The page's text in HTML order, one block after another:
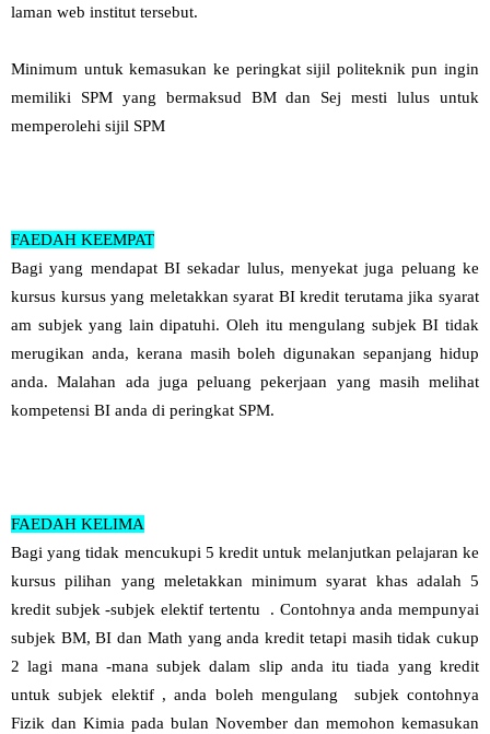
laman web institut tersebut.
Minimum untuk kemasukan ke peringkat sijil politeknik pun ingin
memiliki SPM yang bermaksud BM dan Sej mesti lulus untuk
memperolehi sijil SPM
FAEDAH KEEMPAT
Bagi yang mendapat BI sekadar lulus, menyekat juga peluang ke
kursus kursus yang meletakkan syarat BI kredit terutama jika syarat
am subjek yang lain dipatuhi. Oleh itu mengulang subjek BI tidak
merugikan anda, kerana masih boleh digunakan sepanjang hidup
anda. Malahan ada juga peluang pekerjaan yang masih melihat
kompetensi BI anda di peringkat SPM.
FAEDAH KELIMA
Bagi yang tidak mencukupi 5 kredit untuk melanjutkan pelajaran ke
kursus pilihan yang meletakkan minimum syarat khas adalah 5
kredit subjek -subjek elektif tertentu . Contohnya anda mempunyai
subjek BM, BI dan Math yang anda kredit tetapi masih tidak cukup
2 lagi mana -mana subjek dalam slip anda itu tiada yang kredit
untuk subjek elektif , anda boleh mengulang subjek contohnya
Fizik dan Kimia pada bulan November dan memohon kemasukan